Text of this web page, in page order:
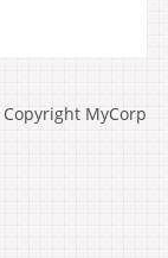
Copyright MyCorp